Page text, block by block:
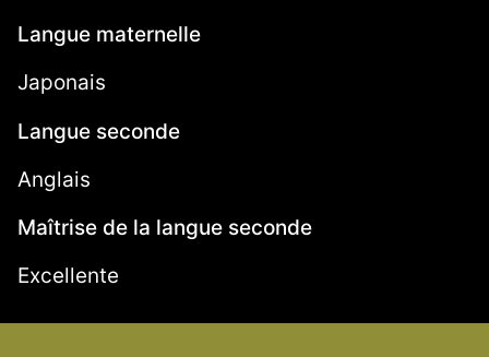
Langue maternelle
Japonais
Langue seconde
Anglais
Maîtrise de la langue seconde
Excellente